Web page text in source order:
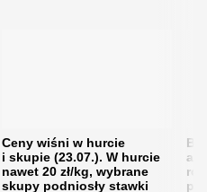
Ceny wiśni w hurcie
i skupie (23.07.). W hurcie
nawet 20 zł/kg, wybrane
skupy podniosły stawki